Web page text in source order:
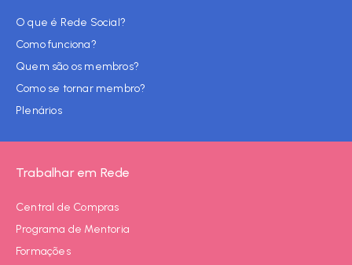
O que é Rede Social?
Como funciona?
Quem são os membros?
Como se tornar membro?
Plenários
Trabalhar em Rede
Central de Compras
Programa de Mentoria
Formações